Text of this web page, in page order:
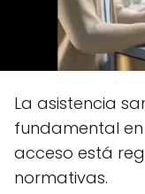
La asistencia
fundamental
acceso está
normativas.